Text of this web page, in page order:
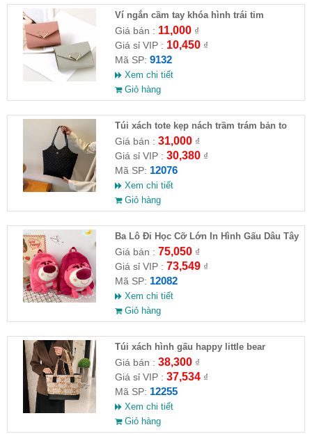
Ví ngắn cầm tay khóa hình trái tim
Giá bán : 11,000₫
Giá sỉ VIP : 10,450₫
Mã SP: 9132
Xem chi tiết
Giỏ hàng
Túi xách tote kẹp nách trầm trám bản to
mẫu HOT 2023
Giá bán : 31,000₫
Giá sỉ VIP : 30,380₫
Mã SP: 12076
Xem chi tiết
Giỏ hàng
Ba Lô Đi Học Cỡ Lớn In Hình Gấu Dâu Tây
Giá bán : 75,050₫
Giá sỉ VIP : 73,549₫
Mã SP: 12082
Xem chi tiết
Giỏ hàng
Túi xách hình gấu happy little bear
Giá bán : 38,300₫
Giá sỉ VIP : 37,534₫
Mã SP: 12255
Xem chi tiết
Giỏ hàng